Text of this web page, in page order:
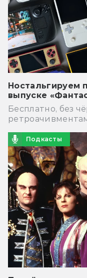
Ностальгируем
выпуске
Бесплатно, без
Подкасты